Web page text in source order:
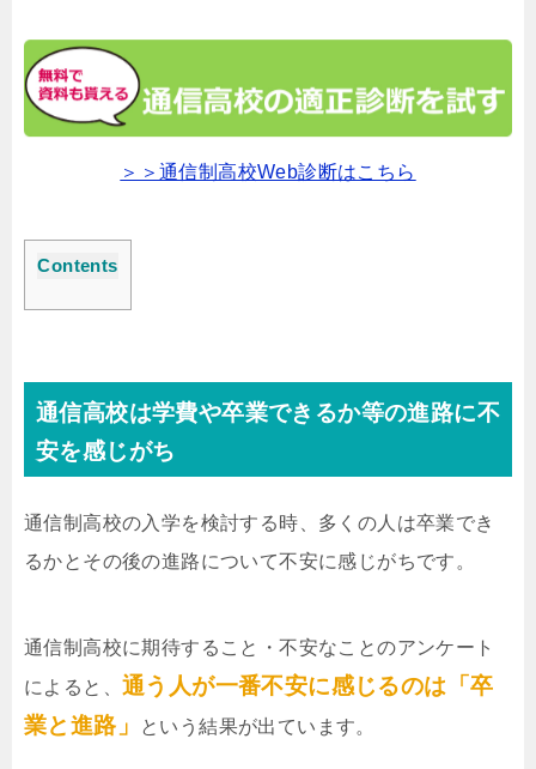
＞＞通信制高校Web診断はこちら
Contents
通信高校は学費や卒業できるか等の進路に不
安を感じがち
通信制高校の入学を検討する時、多くの人は卒業でき
るかとその後の進路について不安に感じがちです。
通信制高校に期待すること・不安なことのアンケート
によると、 通う人が一番不安に感じるのは「卒
業と進路」
という結果が出ています。